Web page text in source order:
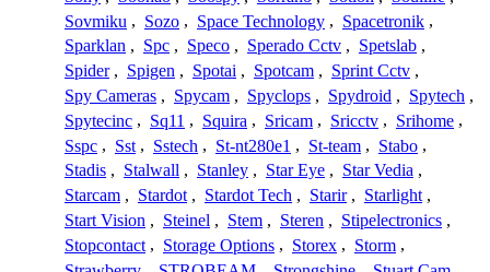
Sovmiku , Sozo , Space Technology , Spacetronik ,
Sparklan , Spc , Speco , Sperado Cctv , Spetslab ,
Spider , Spigen , Spotai , Spotcam , Sprint Cctv ,
Spy Cameras , Spycam , Spyclops , Spydroid , Spytech ,
Spytecinc , Sq11 , Squira , Sricam , Sricctv , Srihome ,
Sspc , Sst , Sstech , St-nt280e1 , St-team , Stabo ,
Stadis , Stalwall , Stanley , Star Eye , Star Vedia ,
Starcam , Stardot , Stardot Tech , Starir , Starlight ,
Start Vision , Steinel , Stem , Steren , Stipelectronics ,
Stopcontact , Storage Options , Storex , Storm ,